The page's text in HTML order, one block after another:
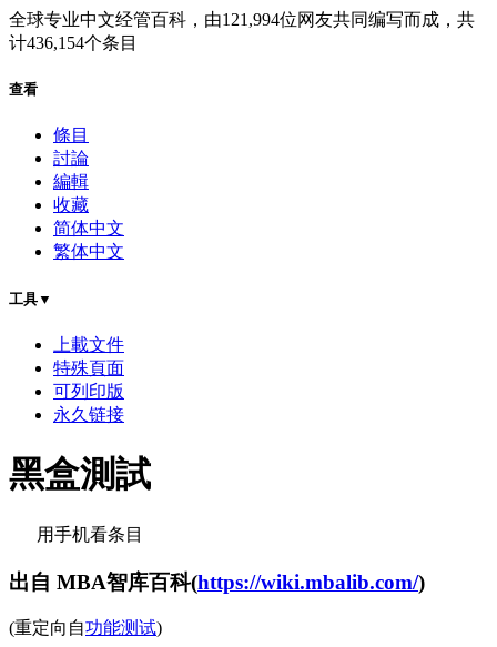
全球专业中文经管百科 ，由121,994位网友共同编写而成，共
计436,154个条目
查看
條目
討論
編輯
收藏
简体中文
繁体中文
工具▼
上載文件
特殊頁面
可列印版
永久链接
黑盒測試
用手机看条目
出自 MBA智库百科(https://wiki.mbalib.com/)
(重定向自功能测试)